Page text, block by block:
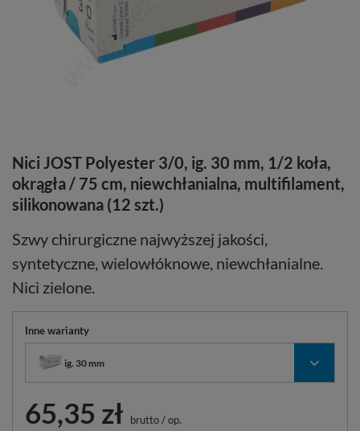
Nici JOST Polyester 3/0, ig. 30 mm, 1/2 koła,
okrągła / 75 cm, niewchłanialna, multifilament,
silikonowana (12 szt.)
Szwy chirurgiczne najwyższej jakości,
syntetyczne, wielowłóknowe, niewchłanialne.
Nici zielone.
Inne warianty
ig. 30 mm
65,35 zł brutto/op.